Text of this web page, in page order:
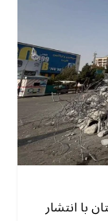
با انتشار